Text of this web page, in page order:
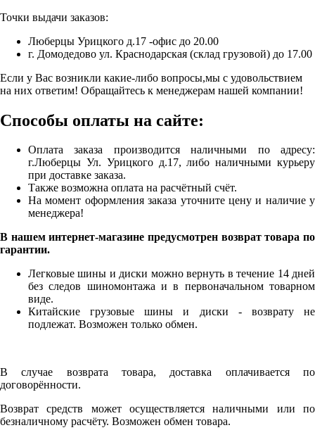
Точки выдачи заказов:
Люберцы Урицкого д.17 -офис до 20.00
г. Домодедово ул. Краснодарская (склад грузовой) до 17.00
Если у Вас возникли какие-либо вопросы,мы с удовольствием
на них ответим! Обращайтесь к менеджерам нашей компании!
Способы оплаты на сайте:
Оплата заказа производится наличными по адресу:
г.Люберцы Ул. Урицкого д.17, либо наличными курьеру
при доставке заказа.
Также возможна оплата на расчётный счёт.
На момент оформления заказа уточните цену и наличие у
менеджера!
В нашем интернет-магазине предусмотрен возврат товара по
гарантии.
Легковые шины и диски можно вернуть в течение 14 дней
без следов шиномонтажа и в первоначальном товарном
виде.
Китайские грузовые шины и диски - возврату не
подлежат. Возможен только обмен.
В случае возврата товара, доставка оплачивается по
договорённости.
Возврат средств может осуществляется наличными или по
безналичному расчёту. Возможен обмен товара.